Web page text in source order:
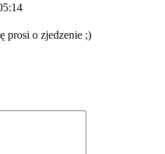
prosi o zjedzenie ;)